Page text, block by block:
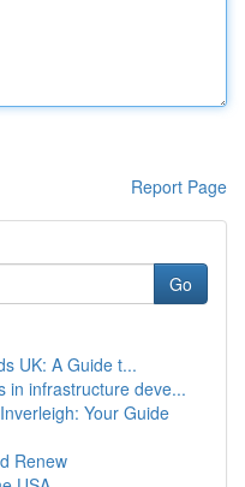
Report Page
Go
UK: A Guide t...
in infrastructure deve...
Your Guide
Renew